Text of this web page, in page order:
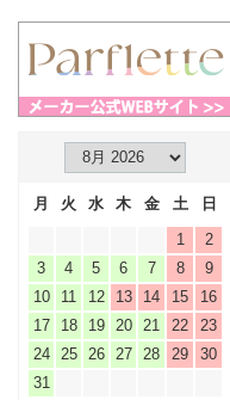
月 火 水 木 金 土
日
1
2
3
4 5 6 7 8
9
10
11 12 13 14 15
16
17
18 19 20 21 22
23
24
25 26 27 28 29
30
31